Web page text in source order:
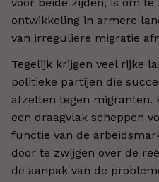
ontwikkeling in armere
van irreguliere migratie
Tegelijk krijgen veel rijke
politieke partijen die
afzetten tegen migranten.
een draagvlak scheppen
functie van de
door te zwijgen over de
de aanpak van de